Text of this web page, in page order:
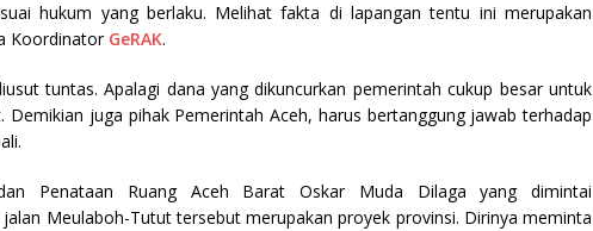
hukum yang berlaku. Melihat fakta di lapangan tentu ini merupakan
Koordinator GeRAK.
tuntas. Apalagi dana yang dikuncurkan pemerintah cukup besar untuk
Demikian juga pihak Pemerintah Aceh, harus bertanggung jawab terhadap
Penataan Ruang Aceh Barat Oskar Muda Dilaga yang dimintai
Meulaboh-Tutut tersebut merupakan proyek provinsi. Dirinya meminta